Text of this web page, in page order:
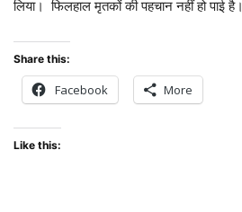
लिया। फिलहाल मृतकों की पहचान नहीं हो पाई है।
Share this:
Facebook More
Like this: